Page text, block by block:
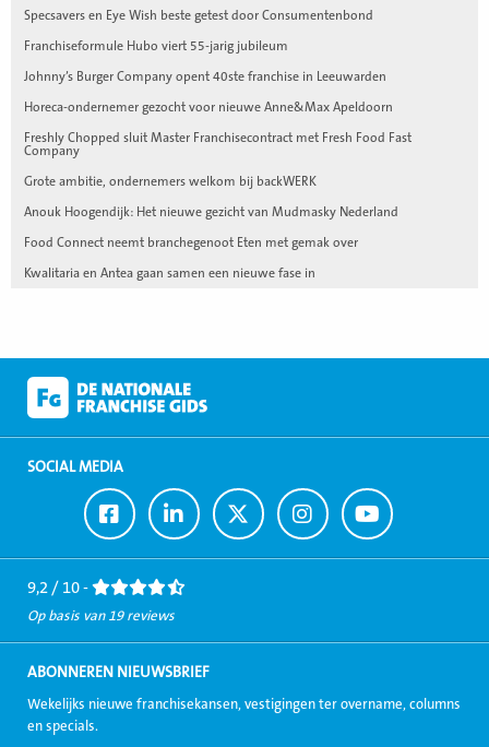
Specsavers en Eye Wish beste getest door Consumentenbond
Franchiseformule Hubo viert 55-jarig jubileum
Johnny’s Burger Company opent 40ste franchise in Leeuwarden
Horeca-ondernemer gezocht voor nieuwe Anne&Max Apeldoorn
Freshly Chopped sluit Master Franchisecontract met Fresh Food Fast
Company
Grote ambitie, ondernemers welkom bij backWERK
Anouk Hoogendijk: Het nieuwe gezicht van Mudmasky Nederland
Food Connect neemt branchegenoot Eten met gemak over
Kwalitaria en Antea gaan samen een nieuwe fase in
SOCIAL MEDIA
Ga
naar
Facebook
Ga
naar
LinkedIn
Ga
naar
Twitter
Ga
naar
Instagram
Ga
naar
Youtube
9,2 / 10 -
Op basis van 19 reviews
ABONNEREN NIEUWSBRIEF
Wekelijks nieuwe franchisekansen, vestigingen ter overname, columns
en specials.